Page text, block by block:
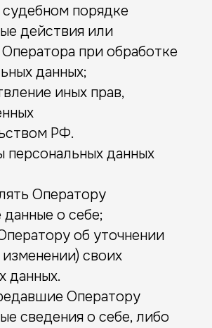
порядке
действия или
при обработке
данных;
иных прав,
РФ.
персональных данных
Оператору
о себе;
об уточнении
своих
данных.
Оператору
сведения о себе, либо